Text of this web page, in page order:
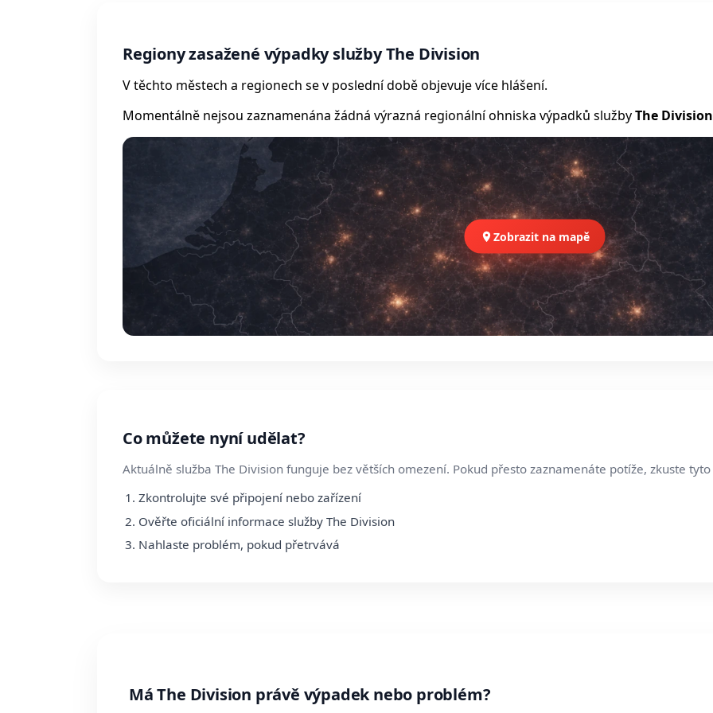
Regiony zasažené výpadky služby The Division
V těchto městech a regionech se v poslední době objevuje více hlášení.
Momentálně nejsou zaznamenána žádná výrazná regionální ohniska výpadků službyThe Division
Zobrazit na mapě
Co můžete nyní udělat?
Aktuálně služba The Division funguje bez větších omezení. Pokud přesto zaznamenáte potíže, zkuste
Zkontrolujte své připojení nebo zařízení
Ověřte oficiální informace služby The Division
Nahlaste problém, pokud přetrvává
Má The Division právě výpadek nebo problém?